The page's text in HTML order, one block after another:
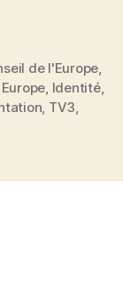
de l'Europe
Europe Identité,
TV3